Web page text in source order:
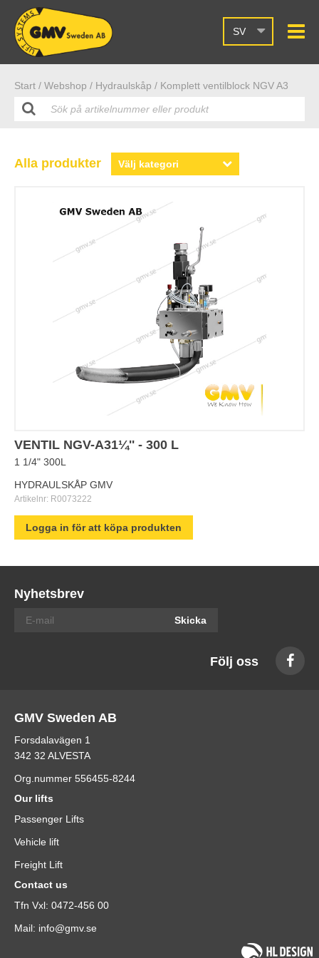
SV
Start / Webshop / Hydraulskåp / Komplett ventilblock NGV A3
Alla produkter
VENTIL NGV-A31¼'' - 300 L
1 1/4" 300L
HYDRAULSKÅP GMV
Artikelnr: R0073222
Logga in för att köpa produkten
Nyhetsbrev
Skicka
Följ oss
GMV Sweden AB
Forsdalavägen 1
342 32 ALVESTA
Org.nummer 556455-8244
Our lifts
Passenger Lifts
Vehicle lift
Freight Lift
Contact us
Tfn Vxl: 0472-456 00
Mail: info@gmv.se